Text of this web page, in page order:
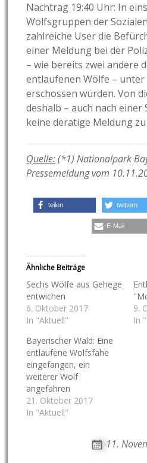
Nachtrag 19:40 Uhr: In
Wolfsgruppen der
zahlreiche User die
einer Meldung bei der
– wie bereits zwei andere
entlaufenen Wölfe – unter
erschossen würden. Von
deshalb – auch nach einer
keine deratige Meldung
Quelle:(*1) Nationalpark
Pressemeldung vom
teilen twittern
E-Mail
Ähnliche Beiträge
Sechs Wölfe aus Gehege
entwichen
6. Oktober 2017
In "Aktuell"
9.
In
Bayerischer Wald: Eine
entlaufene Wolfsfähe
eingefangen, ein
weiterer Wolf
angefahren
21. Oktober 2017
In "Aktuell"
11.